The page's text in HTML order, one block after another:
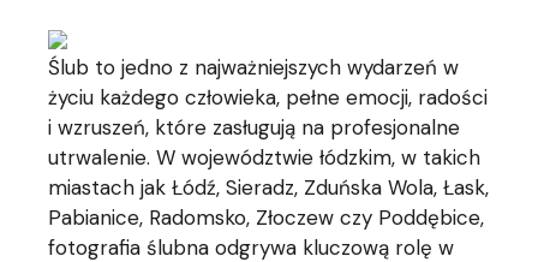
Ślub to jedno z najważniejszych wydarzeń w
życiu każdego człowieka, pełne emocji, radości
i wzruszeń, które zasługują na profesjonalne
utrwalenie. W województwie łódzkim, w takich
miastach jak Łódź, Sieradz, Zduńska Wola, Łask,
Pabianice, Radomsko, Złoczew czy Poddębice,
fotografia ślubna odgrywa kluczową rolę w